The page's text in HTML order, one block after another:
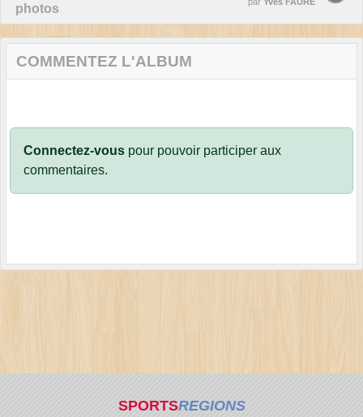
photos
COMMENTEZ L'ALBUM
Connectez-vous pour pouvoir participer aux
commentaires.
SPORTSREGIONS